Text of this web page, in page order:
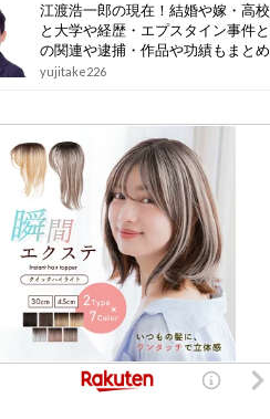
江渡浩一郎の現在！結婚や嫁・高校
と大学や経歴・エプスタイン事件と
の関連や逮捕・作品や功績もまとめ
yujitake226